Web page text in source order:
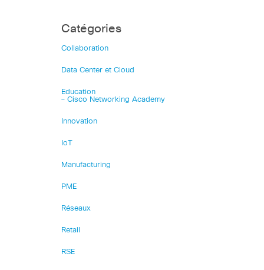
Catégories
Collaboration
Data Center et Cloud
Education
– Cisco Networking Academy
Innovation
IoT
Manufacturing
PME
Réseaux
Retail
RSE